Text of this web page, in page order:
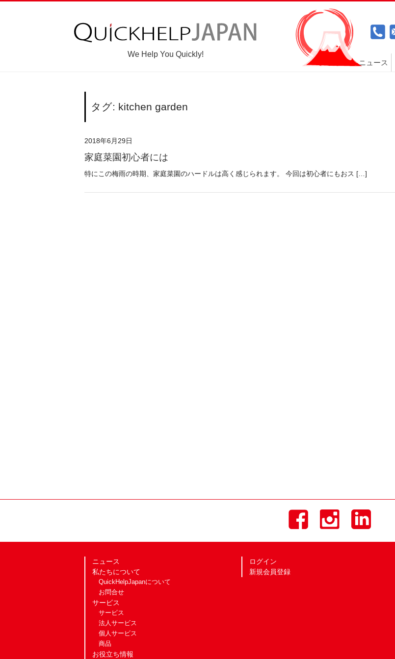
We Help You Quickly!
ニュース
タグ: kitchen garden
2018年6月29日
家庭菜園初心者には
特にこの梅雨の時期、家庭菜園のハードルは高く感じられます。 今回は初心者にもおス […]
ニュース
私たちについて
QuickHelpJapanについて
お問合せ
サービス
サービス
法人サービス
個人サービス
商品
お役立ち情報
ログイン
新規会員登録